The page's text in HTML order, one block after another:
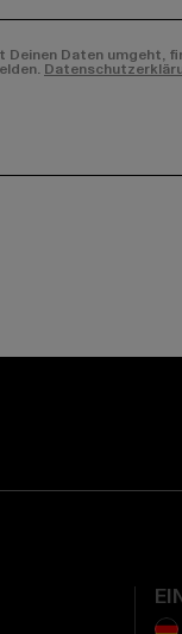
Daten umgeht,